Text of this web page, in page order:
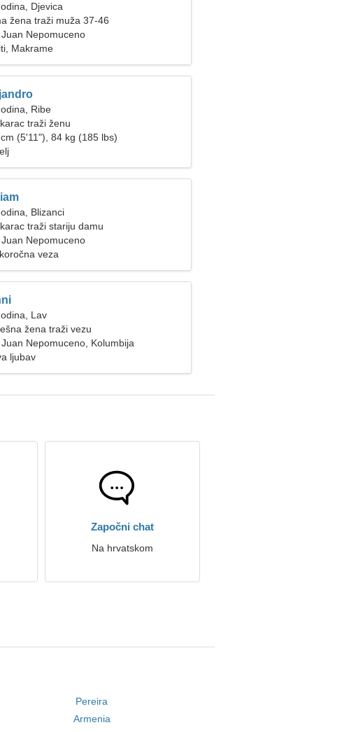
Djevica
žena traži muža 37-46
Nepomuceno
Makrame
Ribe
traži ženu
(5'11"), 84 kg (185 lbs)
Blizanci
traži stariju damu
Nepomuceno
veza
Lav
žena traži vezu
Nepomuceno, Kolumbija
ljubav
Započni chat
Na hrvatskom
Pereira
Armenia